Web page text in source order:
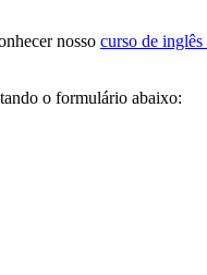
nosso curso de
o formulário abaixo: